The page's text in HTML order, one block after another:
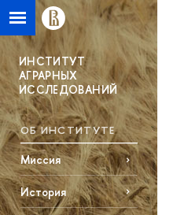
ИНСТИТУТ
АГРАРНЫХ
ИССЛЕДОВАНИЙ
ОБ ИНСТИТУТЕ
Миссия
История